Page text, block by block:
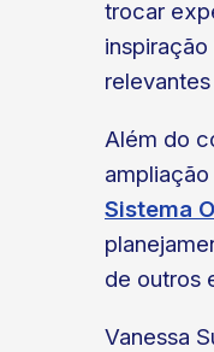
trocar
Além do
Sistema
de outros
Vanessa